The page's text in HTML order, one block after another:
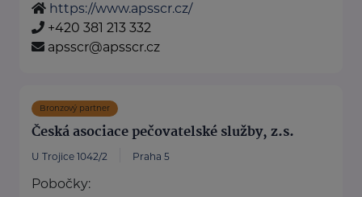
https://www.apsscr.cz/
+420 381 213 332
apsscr@apsscr.cz
Bronzový partner
Česká asociace pečovatelské služby, z.s.
U Trojice 1042/2 Praha 5
Pobočky: